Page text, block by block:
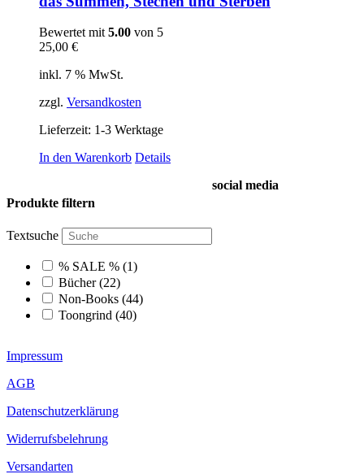
Bewertet mit5.00 von 5
25,00 €
inkl. 7 % MwSt.
zzgl. Versandkosten
Lieferzeit: 1-3 Werktage
In den Warenkorb Details
Produkte filtern
Textsuche
% SALE % (1)
Bücher(22)
Non-Books (44)
Toongrind (40)
social media
Impressum
AGB
Datenschutzerklärung
Widerrufsbelehrung
Versandarten